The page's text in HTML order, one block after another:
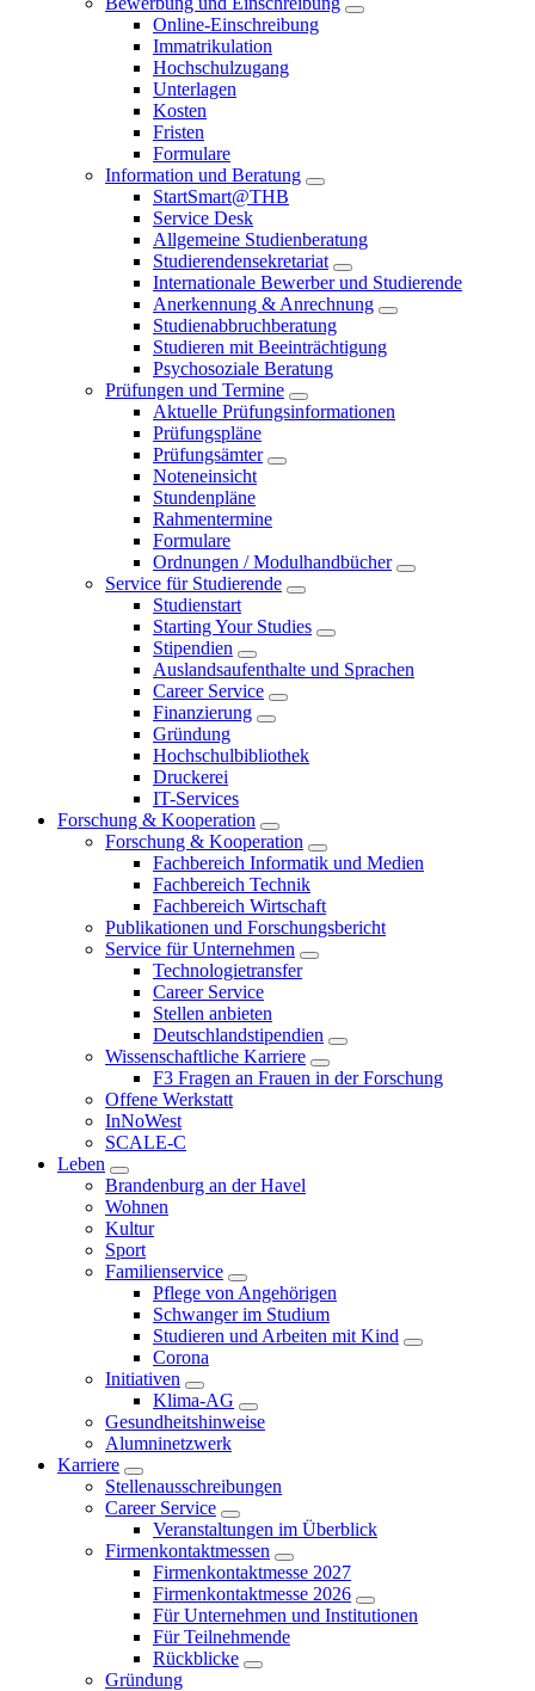
Online-Einschreibung
Immatrikulation
Hochschulzugang
Unterlagen
Kosten
Fristen
Formulare
Information und Beratung
StartSmart@THB
Service Desk
Allgemeine Studienberatung
Studierendensekretariat
Internationale Bewerber und Studierende
Anerkennung & Anrechnung
Studienabbruchberatung
Studieren mit Beeinträchtigung
Psychosoziale Beratung
Prüfungen und Termine
Aktuelle Prüfungsinformationen
Prüfungspläne
Prüfungsämter
Noteneinsicht
Stundenpläne
Rahmentermine
Formulare
Ordnungen / Modulhandbücher
Service für Studierende
Studienstart
Starting Your Studies
Stipendien
Auslandsaufenthalte und Sprachen
Career Service
Finanzierung
Gründung
Hochschulbibliothek
Druckerei
IT-Services
Forschung & Kooperation
Forschung & Kooperation
Fachbereich Informatik und Medien
Fachbereich Technik
Fachbereich Wirtschaft
Publikationen und Forschungsbericht
Service für Unternehmen
Technologietransfer
Career Service
Stellen anbieten
Deutschlandstipendien
Wissenschaftliche Karriere
F3 Fragen an Frauen in der Forschung
Offene Werkstatt
InNoWest
SCALE-C
Leben
Brandenburg an der Havel
Wohnen
Kultur
Sport
Familienservice
Pflege von Angehörigen
Schwanger im Studium
Studieren und Arbeiten mit Kind
Corona
Initiativen
Klima-AG
Gesundheitshinweise
Alumninetzwerk
Karriere
Stellenausschreibungen
Career Service
Veranstaltungen im Überblick
Firmenkontaktmessen
Firmenkontaktmesse 2027
Firmenkontaktmesse 2026
Für Unternehmen und Institutionen
Für Teilnehmende
Rückblicke
Gründung